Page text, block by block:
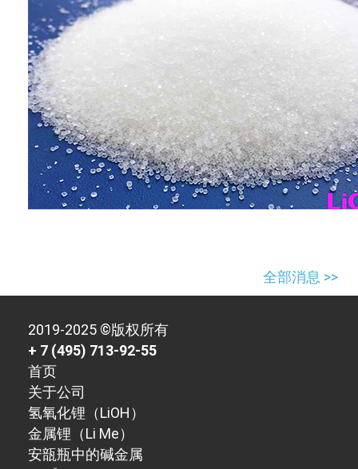
全部消息 >>
2019-2025 ©版权所有
+ 7 (495) 713-92-55
首页
关于公司
氢氧化锂（LiOH）
金属锂（Li Me）
安瓿瓶中的碱金属